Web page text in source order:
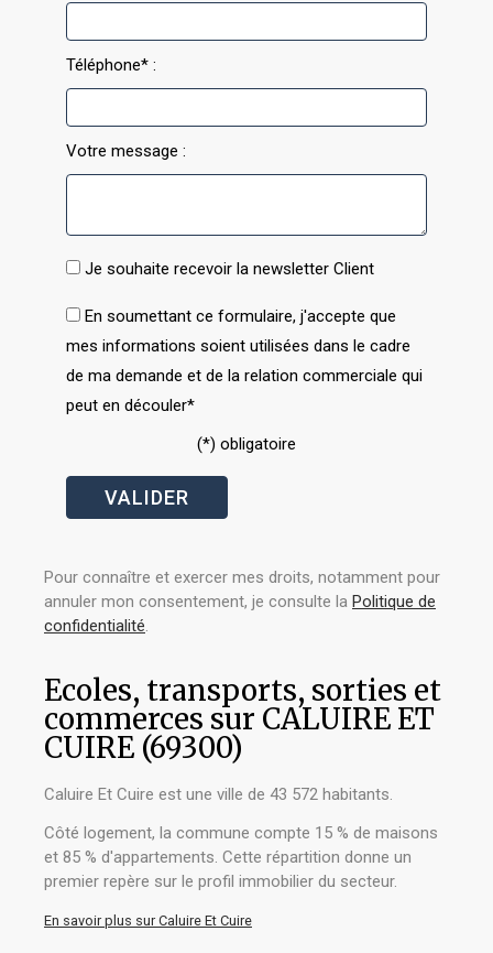
Téléphone* :
Votre message :
Je souhaite recevoir la newsletter Client
En soumettant ce formulaire, j'accepte que
mes informations soient utilisées dans le cadre
de ma demande et de la relation commerciale qui
peut en découler*
(*) obligatoire
Pour connaître et exercer mes droits, notamment pour
annuler mon consentement, je consulte la Politique de
confidentialité.
Ecoles, transports, sorties et
commerces sur CALUIRE ET
CUIRE (69300)
Caluire Et Cuire est une ville de 43 572 habitants.
Côté logement, la commune compte 15 % de maisons
et 85 % d'appartements. Cette répartition donne un
premier repère sur le profil immobilier du secteur.
En savoir plus sur Caluire Et Cuire